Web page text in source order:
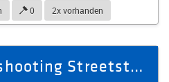
0 2x vorhanden
Gutschein Fotoshooting Streetstyle Outdoor Fashion & Portraitshooting